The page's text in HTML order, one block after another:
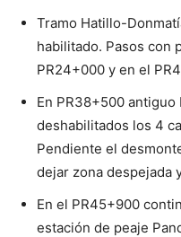
Tramo Hatillo-
habilitado. Pasos con
PR24+000 y en el
En PR38+500
deshabilitados los 4
Pendiente el
dejar zona despejada
En el PR45+900
estación de peaje